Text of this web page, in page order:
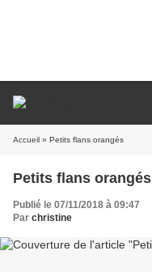
Accueil » Petits flans orangés
Petits flans orangés
Publié le 07/11/2018 à 09:47
Par christine